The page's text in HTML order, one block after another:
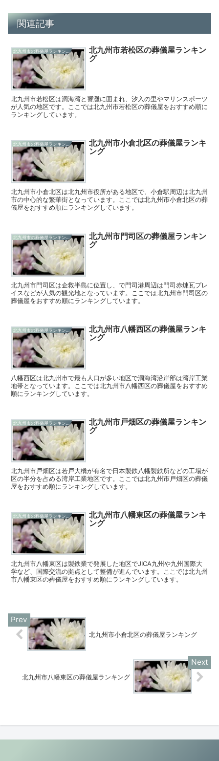
関連記事
北九州市の葬儀屋ランキング
北九州市若松区の葬儀屋ランキン
グ
北九州市若松区は洞海湾と響灘に囲まれ、汐入の里やマリンスポーツ
が人気の地区です。ここでは北九州市若松区の葬儀屋をおすすめ順に
ランキングしています。
北九州市の葬儀屋ランキング
北九州市小倉北区の葬儀屋ランキ
ング
北九州市小倉北区は北九州市役所がある地区で、小倉駅周辺は北九州
市の中心的な繁華街となっています。ここでは北九州市小倉北区の葬
儀屋をおすすめ順にランキングしています。
北九州市門司区の葬儀屋ランキン
グ
北九州市門司区は企救半島に位置し、で門司港周辺は門司赤煉瓦プレ
イスなどが人気の観光地となっています。ここでは北九州市門司区の
葬儀屋をおすすめ順にランキングしています。
北九州市八幡西区の葬儀屋ランキ
ング
八幡西区は北九州市で最も人口が多い地区で洞海湾沿岸部は湾岸工業
地帯となっています。ここでは北九州市八幡西区の葬儀屋をおすすめ
順にランキングしています。
北九州市戸畑区の葬儀屋ランキン
グ
北九州市戸畑区は若戸大橋が有名で日本製鉄八幡製鉄所などの工場が
区の半分を占める湾岸工業地区です。ここでは北九州市戸畑区の葬儀
屋をおすすめ順にランキングしています。
北九州市の葬儀屋ランキング
北九州市八幡東区の葬儀屋ランキ
ング
北九州市八幡東区は製鉄業で発展した地区でJICA九州や九州国際大
学など、国際交流の拠点として整備が進んでいます。ここでは北九州
市八幡東区の葬儀屋をおすすめ順にランキングしています。
北九州市小倉北区の葬儀屋ランキング
北九州市八幡東区の葬儀屋ランキング